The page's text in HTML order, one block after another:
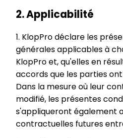
2. Applicabilité
1. KlopPro déclare les
générales applicables à
KlopPro et, qu'elles en
accords que les parties
Dans la mesure où leur
modifié, les présentes
s'appliqueront également
contractuelles futures